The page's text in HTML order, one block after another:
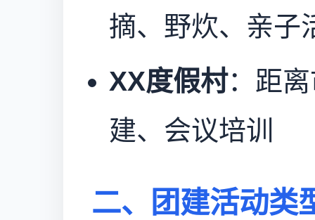
摘、野炊、亲子
XX度假村：距
建、会议培训
二、团建活动类